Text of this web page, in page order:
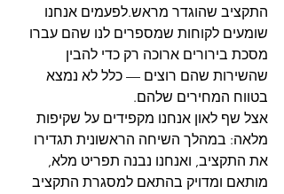
התקציב שהוגדר מראש.לפעמים אנחנו
שומעים לקוחות שמספרים לנו שהם עברו
מסכת בירורים ארוכה רק כדי להבין
שהשירות שהם רוצים — כלל לא נמצא
בטווח המחירים שלהם.
אצל שף לאון אנחנו מקפידים על שקיפות
מלאה: במהלך השיחה הראשונית תגדירו
את התקציב, ואנחנו נבנה תפריט מלא,
מותאם ומדויק בהתאם למסגרת התקציב